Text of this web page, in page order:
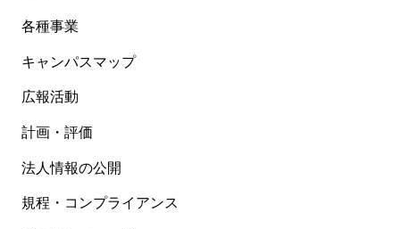
各種事業
キャンパスマップ
広報活動
計画・評価
法人情報の公開
規程・コンプライアンス